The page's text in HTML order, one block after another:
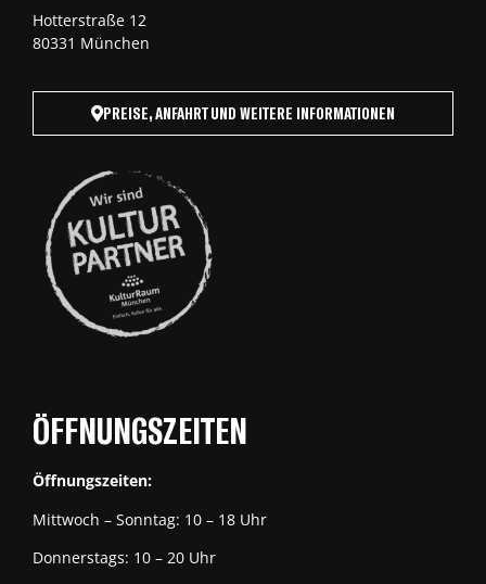
Hotterstraße 12
80331 München
PREISE, ANFAHRT UND WEITERE INFORMATIONEN
ÖFFNUNGSZEITEN
Öffnungszeiten:
Mittwoch – Sonntag: 10 – 18 Uhr
Donnerstags: 10 – 20 Uhr